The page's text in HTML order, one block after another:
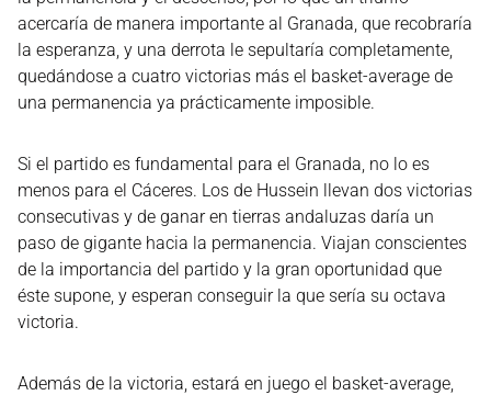
acercaría de manera importante al Granada, que recobraría
la esperanza, y una derrota le sepultaría completamente,
quedándose a cuatro victorias más el basket-average de
una permanencia ya prácticamente imposible.
Si el partido es fundamental para el Granada, no lo es
menos para el Cáceres. Los de Hussein llevan dos victorias
consecutivas y de ganar en tierras andaluzas daría un
paso de gigante hacia la permanencia. Viajan conscientes
de la importancia del partido y la gran oportunidad que
éste supone, y esperan conseguir la que sería su octava
victoria.
Además de la victoria, estará en juego el basket-average,